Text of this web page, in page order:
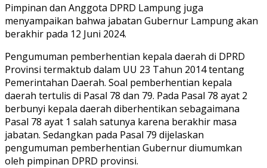
Pimpinan dan Anggota DPRD Lampung juga
menyampaikan bahwa jabatan Gubernur Lampung akan
berakhir pada 12 Juni 2024.
Pengumuman pemberhentian kepala daerah di DPRD
Provinsi termaktub dalam UU 23 Tahun 2014 tentang
Pemerintahan Daerah. Soal pemberhentian kepala
daerah tertulis di Pasal 78 dan 79. Pada Pasal 78 ayat 2
berbunyi kepala daerah diberhentikan sebagaimana
Pasal 78 ayat 1 salah satunya karena berakhir masa
jabatan. Sedangkan pada Pasal 79 dijelaskan
pengumuman pemberhentian Gubernur diumumkan
oleh pimpinan DPRD provinsi.